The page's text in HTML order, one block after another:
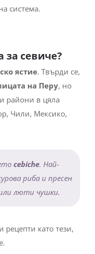
система.
за севиче?
ястие. Твърди се,
на Перу, но
райони в цяла
Чили, Мексико,
cebiche. Най-
риба и пресен
люти чушки.
рецепти като тези,